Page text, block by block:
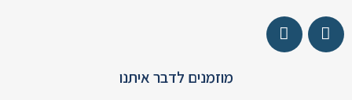
מוזמנים לדבר איתנו